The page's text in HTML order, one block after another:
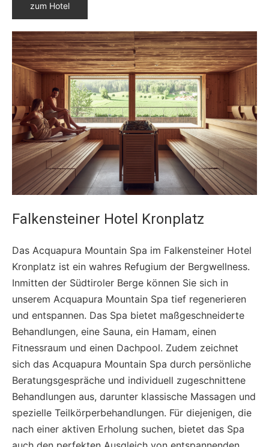
zum Hotel
Falkensteiner Hotel Kronplatz
Das Acquapura Mountain Spa im Falkensteiner Hotel
Kronplatz ist ein wahres Refugium der Bergwellness.
Inmitten der Südtiroler Berge können Sie sich in
unserem Acquapura Mountain Spa tief regenerieren
und entspannen. Das Spa bietet maßgeschneiderte
Behandlungen, eine Sauna, ein Hamam, einen
Fitnessraum und einen Dachpool. Zudem zeichnet
sich das Acquapura Mountain Spa durch persönliche
Beratungsgespräche und individuell zugeschnittene
Behandlungen aus, darunter klassische Massagen und
spezielle Teilkörperbehandlungen. Für diejenigen, die
nach einer aktiven Erholung suchen, bietet das Spa